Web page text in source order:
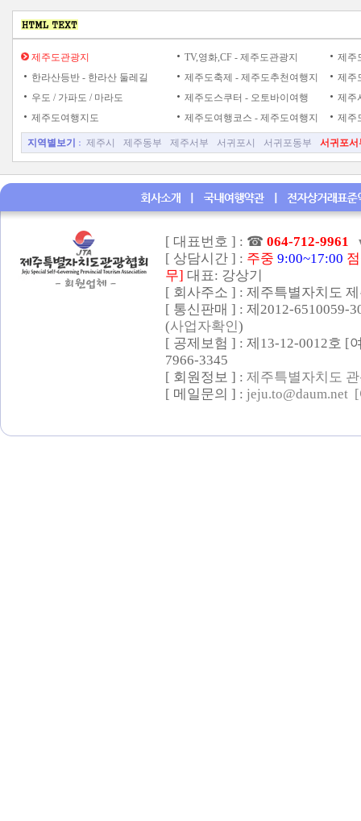
제주도관광지 TV,영화,CF - 제주도관광지
제주
한라산등반 - 한라산 둘레길
제주도축제 - 제주도추천여행지
제주
우도 / 가파도 / 마라도
제주도스쿠터 - 오토바이여행
제주
제주도여행지도
제주도여행코스 - 제주도여행지 제주
지역별보기 : 제주시 제주동부 제주서부 서귀포시 서귀포동부 서귀포서
[ 대표번호 ] : ☎ 064-712-9961
[ 상담시간 ] : 주중 9:00~17:00
무] 대표: 강상기
[ 회사주소 ] : 제주특별자치도
[ 통신판매 ] : 제2012-
(사업자확인)
[ 공제보험 ] : 제13-12-0012호 [
7966-3345
[ 회원정보 ] : 제주특별자치도
[ 메일문의 ] : jeju.to@daum.net